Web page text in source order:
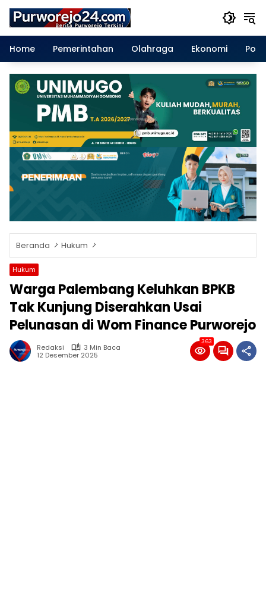
Langsung
konten
Home
Pemerintahan Olahraga Ekonomi
Beranda Hukum
Hukum
Warga Palembang Keluhkan BPKB
Tak Kunjung Diserahkan Usai
Pelunasan di Wom Finance Purworejo
Redaksi
3 Min Baca
12 Desember 2025
363